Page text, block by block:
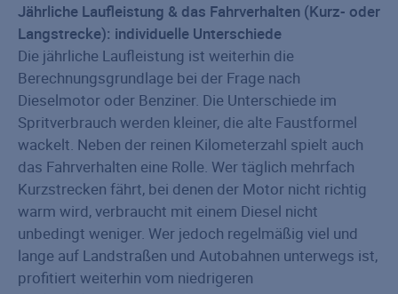
Jährliche Laufleistung & das Fahrverhalten (Kurz- oder
Langstrecke): individuelle Unterschiede
Die jährliche Laufleistung ist weiterhin die
Berechnungsgrundlage bei der Frage nach
Dieselmotor oder Benziner. Die Unterschiede im
Spritverbrauch werden kleiner, die alte Faustformel
wackelt. Neben der reinen Kilometerzahl spielt auch
das Fahrverhalten eine Rolle. Wer täglich mehrfach
Kurzstrecken fährt, bei denen der Motor nicht richtig
warm wird, verbraucht mit einem Diesel nicht
unbedingt weniger. Wer jedoch regelmäßig viel und
lange auf Landstraßen und Autobahnen unterwegs ist,
profitiert weiterhin vom niedrigeren